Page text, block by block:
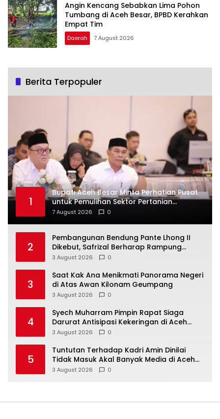
Angin Kencang Sebabkan Lima Pohon
Tumbang di Aceh Besar, BPBD Kerahkan
Empat Tim
Daerah 7 August 2026
Berita Terpopuler
1
Bupati Aceh Besar Minta Perhatian Pusat
untuk Pemulihan Sektor Pertanian
Pascabencana
7 August 2026 0
2
Pembangunan Bendung Pante Lhong II
Dikebut, Safrizal Berharap Rampung
Sesuai Target
3 August 2026 0
3
Saat Kak Ana Menikmati Panorama Negeri
di Atas Awan Kilonam Geumpang
3 August 2026 0
4
Syech Muharram Pimpin Rapat Siaga
Darurat Antisipasi Kekeringan di Aceh
Besar
3 August 2026 0
5
Tuntutan Terhadap Kadri Amin Dinilai
Tidak Masuk Akal Banyak Media di Aceh
Berpotensi Jadi Korban Selanjutnya
3 August 2026 0